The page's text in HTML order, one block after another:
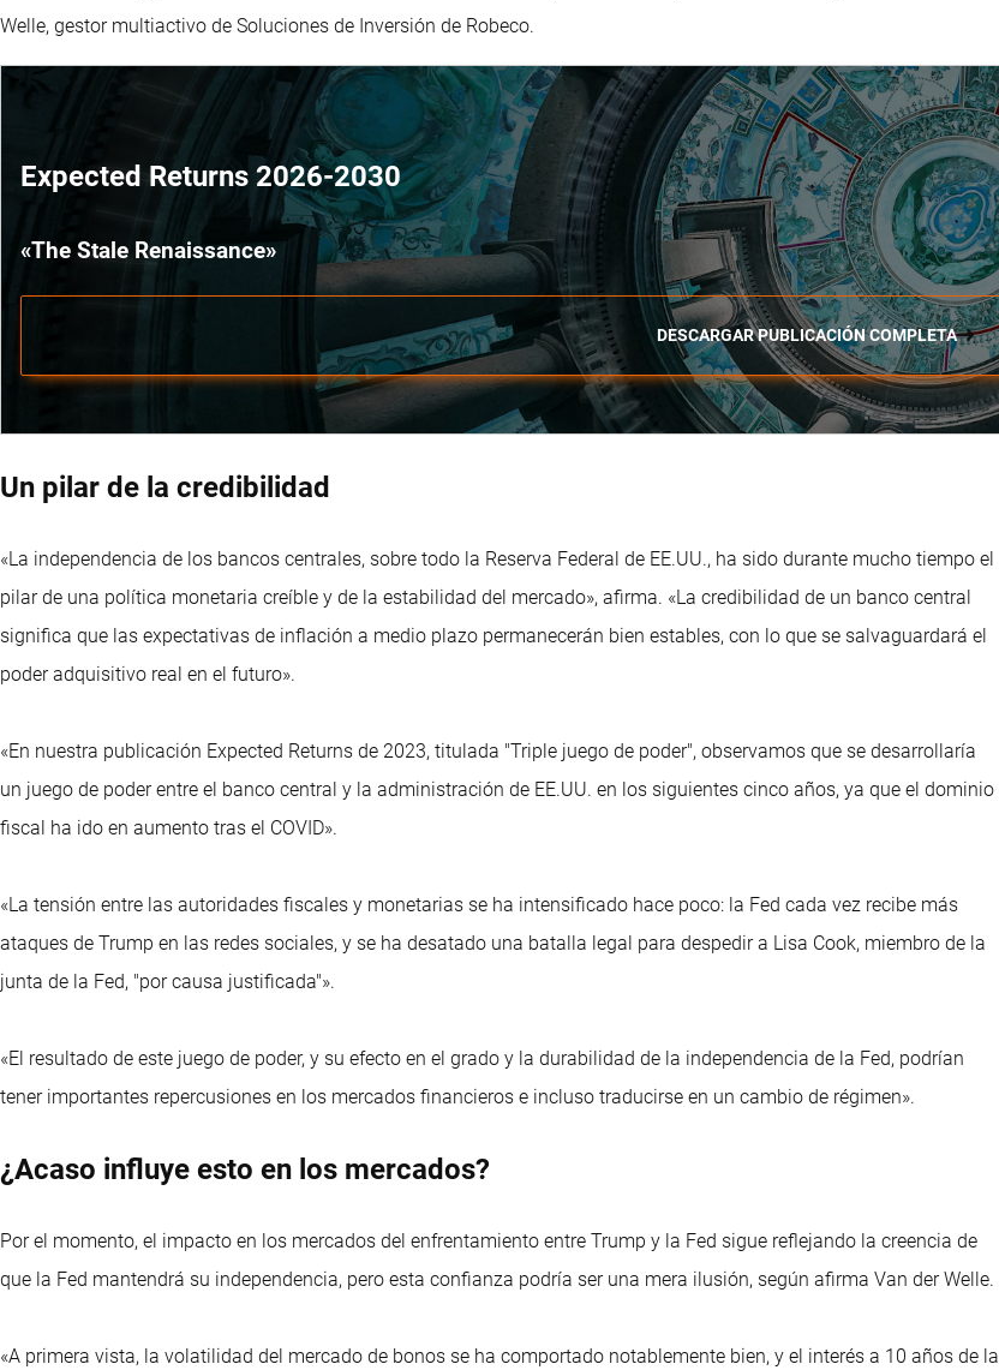
Welle, gestor multiactivo de Soluciones de Inversión de Robeco.
Expected Returns 2026-2030
«The Stale Renaissance»
DESCARGAR PUBLICACIÓN COMPLETA
Un pilar de la credibilidad
«La independencia de los bancos centrales, sobre todo la Reserva Federal de EE.UU., ha sido durante mucho tiempo el
pilar de una política monetaria creíble y de la estabilidad del mercado», afirma. «La credibilidad de un banco central
significa que las expectativas de inflación a medio plazo permanecerán bien estables, con lo que se salvaguardará el
poder adquisitivo real en el futuro».
«En nuestra publicación Expected Returns de 2023, titulada "Triple juego de poder", observamos que se desarrollaría
un juego de poder entre el banco central y la administración de EE.UU. en los siguientes cinco años, ya que el dominio
fiscal ha ido en aumento tras el COVID».
«La tensión entre las autoridades fiscales y monetarias se ha intensificado hace poco: la Fed cada vez recibe más
ataques de Trump en las redes sociales, y se ha desatado una batalla legal para despedir a Lisa Cook, miembro de la
junta de la Fed, "por causa justificada"».
«El resultado de este juego de poder, y su efecto en el grado y la durabilidad de la independencia de la Fed, podrían
tener importantes repercusiones en los mercados financieros e incluso traducirse en un cambio de régimen».
¿Acaso influye esto en los mercados?
Por el momento, el impacto en los mercados del enfrentamiento entre Trump y la Fed sigue reflejando la creencia de
que la Fed mantendrá su independencia, pero esta confianza podría ser una mera ilusión, según afirma Van der Welle.
«A primera vista, la volatilidad del mercado de bonos se ha comportado notablemente bien, y el interés a 10 años de la